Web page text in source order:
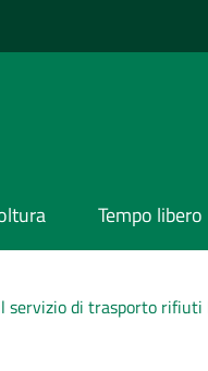
Tempo libero
servizio di trasporto rifiuti